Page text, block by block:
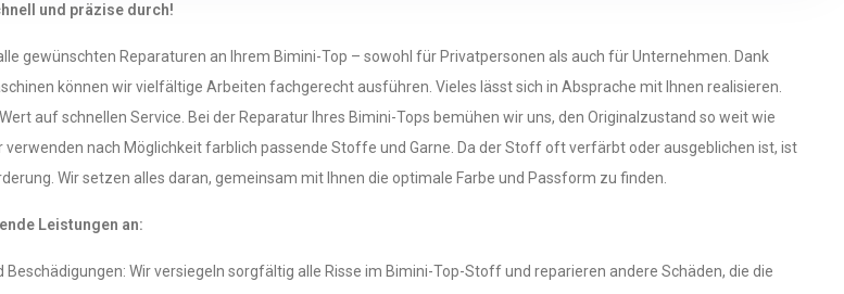
und präzise durch!
gewünschten Reparaturen an Ihrem Bimini-Top – sowohl für Privatpersonen als auch für Unternehmen. Dank
können wir vielfältige Arbeiten fachgerecht ausführen. Vieles lässt sich in Absprache mit Ihnen realisieren.
auf schnellen Service. Bei der Reparatur Ihres Bimini-Tops bemühen wir uns, den Originalzustand so weit wie
verwenden nach Möglichkeit farblich passende Stoffe und Garne. Da der Stoff oft verfärbt oder ausgeblichen ist, ist
Wir setzen alles daran, gemeinsam mit Ihnen die optimale Farbe und Passform zu finden.
Leistungen an:
Beschädigungen: Wir versiegeln sorgfältig alle Risse im Bimini-Top-Stoff und reparieren andere Schäden, die die